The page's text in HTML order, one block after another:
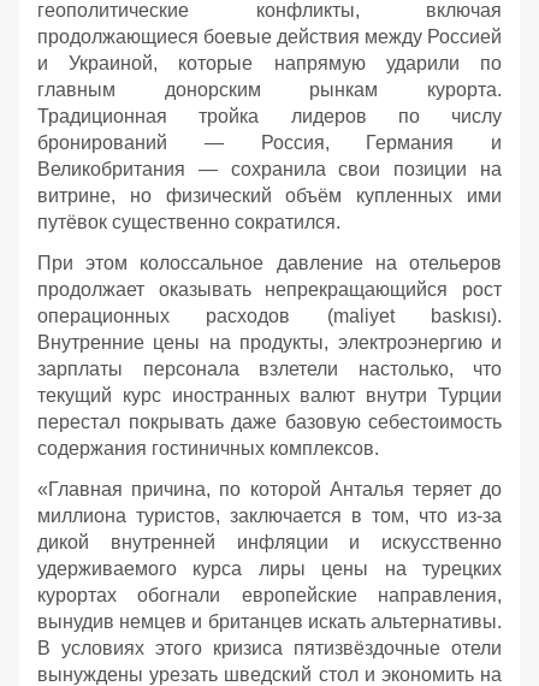
геополитические конфликты, включая
продолжающиеся боевые действия между Россией
и Украиной, которые напрямую ударили по
главным донорским рынкам курорта.
Традиционная тройка лидеров по числу
бронирований — Россия, Германия и
Великобритания — сохранила свои позиции на
витрине, но физический объём купленных ими
путёвок существенно сократился.
При этом колоссальное давление на отельеров
продолжает оказывать непрекращающийся рост
операционных расходов (maliyet baskısı).
Внутренние цены на продукты, электроэнергию и
зарплаты персонала взлетели настолько, что
текущий курс иностранных валют внутри Турции
перестал покрывать даже базовую себестоимость
содержания гостиничных комплексов.
«Главная причина, по которой Анталья теряет до
миллиона туристов, заключается в том, что из-за
дикой внутренней инфляции и искусственно
удерживаемого курса лиры цены на турецких
курортах обогнали европейские направления,
вынудив немцев и британцев искать альтернативы.
В условиях этого кризиса пятизвёздочные отели
вынуждены урезать шведский стол и экономить на